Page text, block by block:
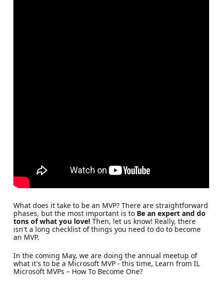
What does it take to be an MVP? There are straightforward
phases, but the most important is to Be an expert and do
tons of what you love!Then, let us know! Really, there
isn't a long checklist of things you need to do to become
an MVP.
In the coming May, we are doing the annual meetup of
what it's to be a Microsoft MVP - this time, Learn from IL
Microsoft MVPs – How To Become One?